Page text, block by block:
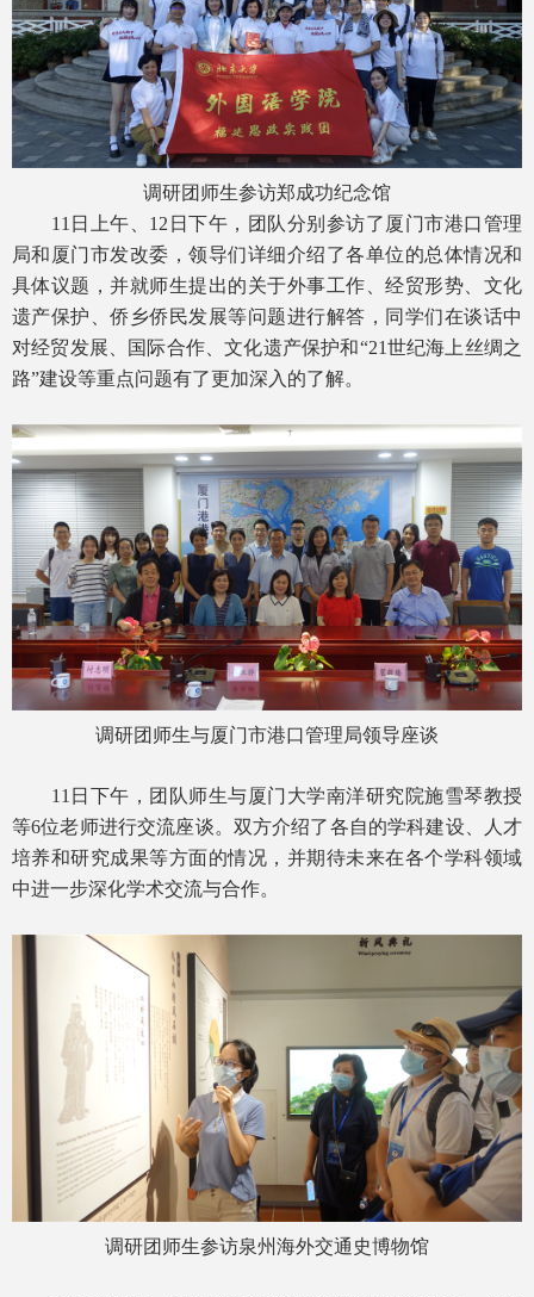
调研团师生参访郑成功纪念馆
11日上午、12日下午，团队分别参访了厦门市港口管理
局和厦门市发改委，领导们详细介绍了各单位的总体情况和
具体议题，并就师生提出的关于外事工作、经贸形势、文化
遗产保护、侨乡侨民发展等问题进行解答，同学们在谈话中
对经贸发展、国际合作、文化遗产保护和“21世纪海上丝绸之
路”建设等重点问题有了更加深入的了解。
调研团师生与厦门市港口管理局领导座谈
11日下午，团队师生与厦门大学南洋研究院施雪琴教授
等6位老师进行交流座谈。双方介绍了各自的学科建设、人才
培养和研究成果等方面的情况，并期待未来在各个学科领域
中进一步深化学术交流与合作。
调研团师生参访泉州海外交通史博物馆